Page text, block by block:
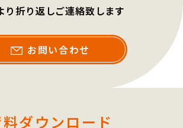
り折り返しご連絡致します
お問い合わせ
ダウンロード